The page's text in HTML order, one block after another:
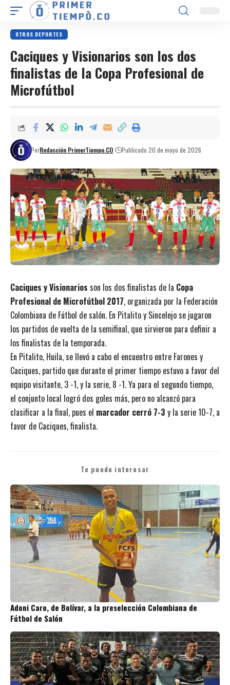
OTROS DEPORTES
Caciques y Visionarios son los dos
finalistas de la Copa Profesional de
Microfútbol
PorRedacción PrimerTiempo.CO Publicado 20 de mayo de 2026
Caciques y Visionarios son los dos finalistas de la Copa
Profesional de Microfútbol 2017, organizada por la Federación
Colombiana de Fútbol de salón. En Pitalito y Sincelejo se jugaron
los partidos de vuelta de la semifinal, que sirvieron para definir a
los finalistas de la temporada.
En Pitalito, Huila, se llevó a cabo el encuentro entre Farones y
Caciques, partido que durante el primer tiempo estuvo a favor del
equipo visitante, 3 -1, y la serie, 8 -1. Ya para el segundo tiempo,
el conjunto local logró dos goles más, pero no alcanzó para
clasificar a la final, pues el marcador cerró 7-3 y la serie 10-7, a
favor de Caciques, finalista.
Te puede interesar
Adoni Caro, de Bolívar, a la preselección Colombiana de
Fútbol de Salón